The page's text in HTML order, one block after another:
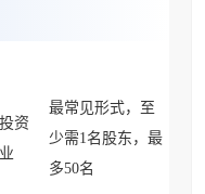
资
最常见形式，至
少需1名股东，最
多50名